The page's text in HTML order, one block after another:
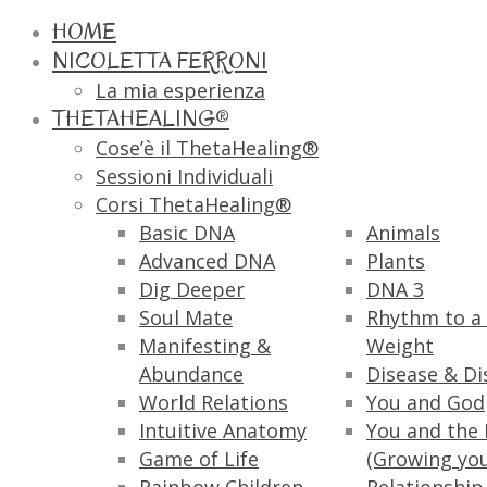
HOME
NICOLETTA FERRONI
La mia esperienza
THETAHEALING®
Cose’è il ThetaHealing®
Sessioni Individuali
Corsi ThetaHealing®
Basic DNA
Advanced DNA
Dig Deeper
Soul Mate
Manifesting &
Abundance
World Relations
Intuitive Anatomy
Game of Life
Animals
Plants
DNA 3
Rhythm to
Weight
Disease &
You and God
You and the
(Growing